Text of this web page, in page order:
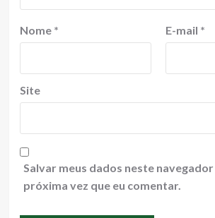
Nome * E-mail *
Site
Salvar meus dados neste
próxima vez que eu comentar.